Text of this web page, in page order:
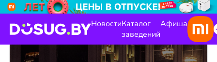
НовостиКаталог
заведений
Афиша